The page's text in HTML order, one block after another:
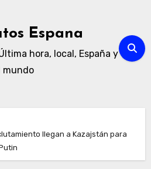
Espana
hora, local, España y
mundo
llegan a Kazajstán para